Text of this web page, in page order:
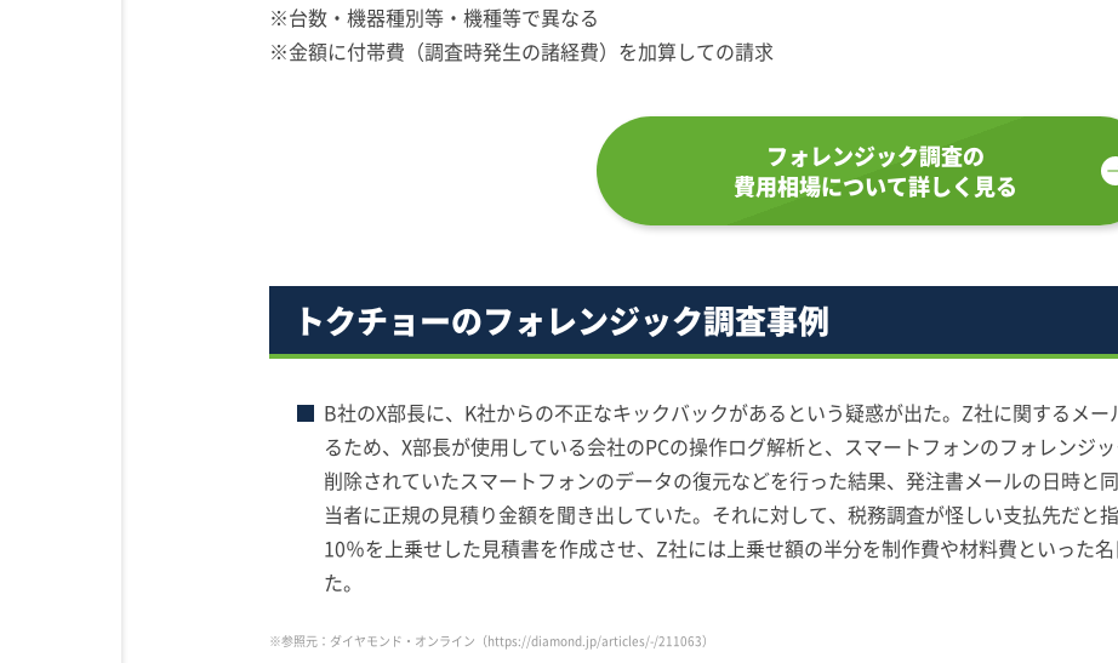
※台数・機器種別等・機種等で異なる
※金額に付帯費（調査時発生の諸経費）を加算しての請求
フォレンジック調査の
費用相場について詳しく見る
トクチョーのフォレンジック調査事例
B社のX部長に、K社からの不正なキックバックがあるという疑惑が出た。Z社に関するメ
るため、X部長が使用している会社のPCの操作ログ解析と、スマートフォンのフォレンジッ
削除されていたスマートフォンのデータの復元などを行った結果、発注書メールの日時と
当者に正規の見積り金額を聞き出していた。それに対して、税務調査が怪しい支払先だと
10％を上乗せした見積書を作成させ、Z社には上乗せ額の半分を制作費や材料費といった
た。
※参照元：ダイヤモンド・オンライン （https://diamond.jp/articles/-/211063）